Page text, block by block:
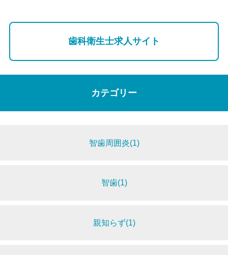
歯科衛生士求人サイト
カテゴリー
智歯周囲炎(1)
智歯(1)
親知らず(1)